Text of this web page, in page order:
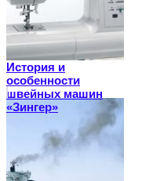
История и
особенности
швейных машин
«Зингер»